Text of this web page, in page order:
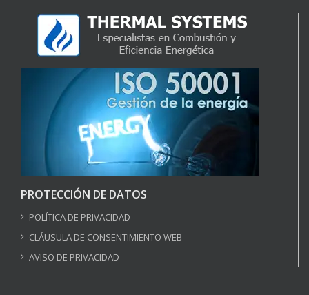
PROTECCIÓN DE DATOS
POLÍTICA DE PRIVACIDAD
CLÁUSULA DE CONSENTIMIENTO WEB
AVISO DE PRIVACIDAD